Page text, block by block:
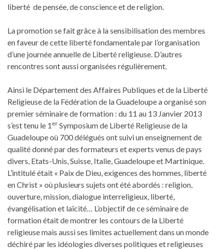
liberté de pensée, de conscience et de religion.
La promotion se fait grâce à la sensibilisation des membres
en faveur de cette liberté fondamentale par l’organisation
d’une journée annuelle de Liberté religieuse. D’autres
rencontres sont aussi organisées régulièrement.
Ainsi le Département des Affaires Publiques et de la Liberté
Religieuse de la Fédération de la Guadeloupe a organisé son
premier séminaire de formation : du 11 au 13 Janvier 2013
s’est tenu le 1 er Symposium de Liberté Religieuse de la
Guadeloupe où 700 délégués ont suivi un enseignement de
qualité donné par des formateurs et experts venus de pays
divers, Etats-Unis, Suisse, Italie, Guadeloupe et Martinique.
L’intitulé était « Paix de Dieu, exigences des hommes, liberté
en Christ » où plusieurs sujets ont été abordés : religion,
ouverture, mission, dialogue interreligieux, liberté,
évangélisation et laïcité… L’objectif de ce séminaire de
formation était de montrer les contours de la Liberté
religieuse mais aussi ses limites actuellement dans un monde
déchiré par les idéologies diverses politiques et religieuses